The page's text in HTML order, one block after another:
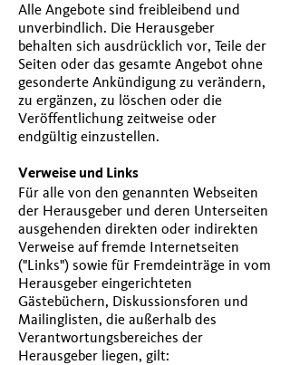
Alle Angebote sind freibleibend und
unverbindlich. Die Herausgeber
behalten sich ausdrücklich vor, Teile der
Seiten oder das gesamte Angebot ohne
gesonderte Ankündigung zu verändern,
zu ergänzen, zu löschen oder die
Veröffentlichung zeitweise oder
endgültig einzustellen.
Verweise und Links
Für alle von den genannten Webseiten
der Herausgeber und deren Unterseiten
ausgehenden direkten oder indirekten
Verweise auf fremde Internetseiten
("Links") sowie für Fremdeinträge in vom
Herausgeber eingerichteten
Gästebüchern, Diskussionsforen und
Mailinglisten, die außerhalb des
Verantwortungsbereiches der
Herausgeber liegen, gilt: